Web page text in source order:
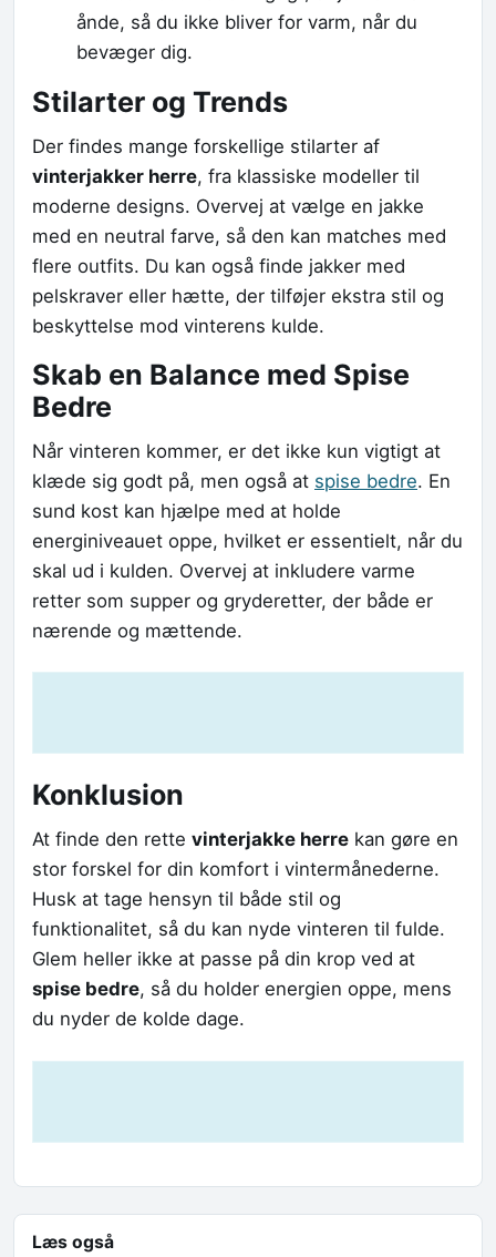
ånde, så du ikke bliver for varm, når du
bevæger dig.
Stilarter og Trends
Der findes mange forskellige stilarter af
vinterjakker herre, fra klassiske modeller til
moderne designs. Overvej at vælge en jakke
med en neutral farve, så den kan matches med
flere outfits. Du kan også finde jakker med
pelskraver eller hætte, der tilføjer ekstra stil og
beskyttelse mod vinterens kulde.
Skab en Balance med Spise
Bedre
Når vinteren kommer, er det ikke kun vigtigt at
klæde sig godt på, men også at spise bedre. En
sund kost kan hjælpe med at holde
energiniveauet oppe, hvilket er essentielt, når du
skal ud i kulden. Overvej at inkludere varme
retter som supper og gryderetter, der både er
nærende og mættende.
Konklusion
At finde den rette vinterjakke herre kan gøre en
stor forskel for din komfort i vintermånederne.
Husk at tage hensyn til både stil og
funktionalitet, så du kan nyde vinteren til fulde.
Glem heller ikke at passe på din krop ved at
spise bedre, så du holder energien oppe, mens
du nyder de kolde dage.
Læs også